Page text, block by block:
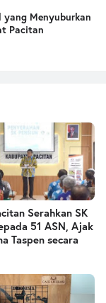
yang Menyuburkan
Pacitan
Serahkan SK
51 ASN, Ajak
Taspen secara